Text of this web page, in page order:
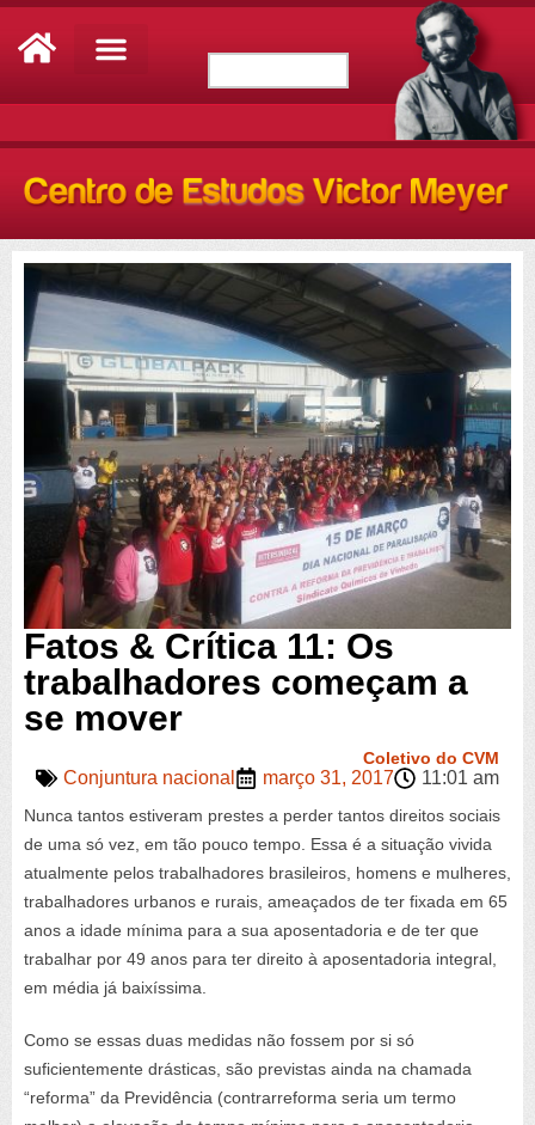
Fatos & Crítica 11: Os
trabalhadores começam a
se mover
Coletivo do CVM
Conjuntura nacional março 31, 2017 11:01 am
Nunca tantos estiveram prestes a perder tantos direitos sociais
de uma só vez, em tão pouco tempo. Essa é a situação vivida
atualmente pelos trabalhadores brasileiros, homens e mulheres,
trabalhadores urbanos e rurais, ameaçados de ter fixada em 65
anos a idade mínima para a sua aposentadoria e de ter que
trabalhar por 49 anos para ter direito à aposentadoria integral,
em média já baixíssima.
Como se essas duas medidas não fossem por si só
suficientemente drásticas, são previstas ainda na chamada
“reforma” da Previdência (contrarreforma seria um termo